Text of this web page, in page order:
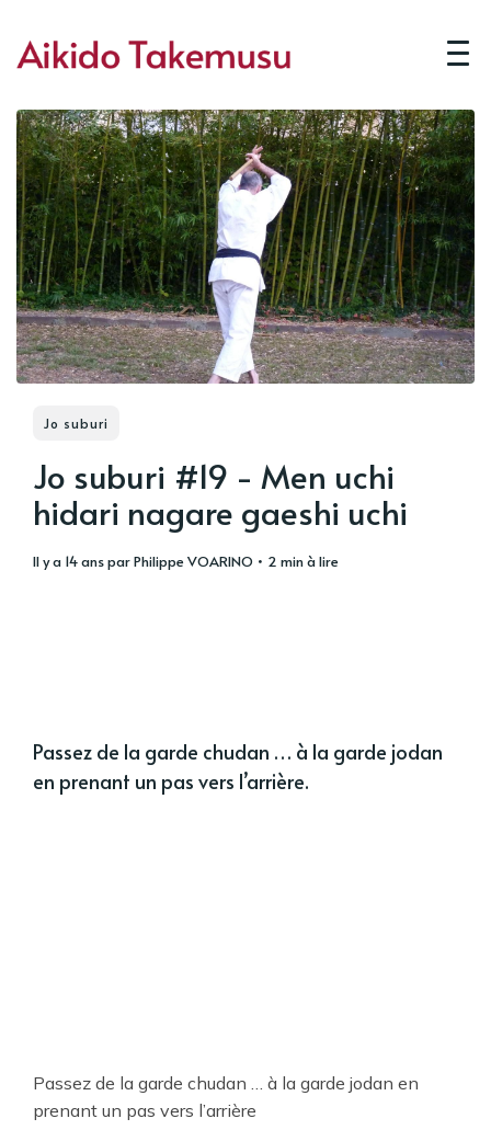
Jo suburi
Jo suburi #19 - Men uchi
hidari nagare gaeshi uchi
il y a 14 ansparPhilippe VOARINO • 2 min à lire
Passez de la garde chudan … à la garde jodan
en prenant un pas vers l’arrière.
Passez de la garde chudan … à la garde jodan en
prenant un pas vers l’arrière